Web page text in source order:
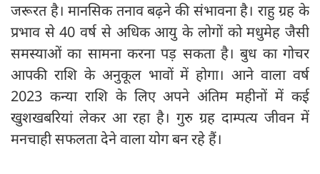
जरूरत है। मानसिक तनाव बढ़ने की संभावना है। राहु ग्रह के
प्रभाव से 40 वर्ष से अधिक आयु के लोगों को मधुमेह जैसी
समस्याओं का सामना करना पड़ सकता है। बुध का गोचर
आपकी राशि के अनुकूल भावों में होगा। आने वाला वर्ष
2023 कन्या राशि के लिए अपने अंतिम महीनों में कई
खुशखबरियां लेकर आ रहा है। गुरु ग्रह दाम्पत्य जीवन में
मनचाही सफलता देने वाला योग बन रहे हैं।